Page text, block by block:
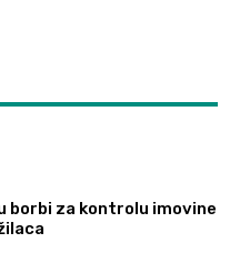
u borbi za kontrolu imovine